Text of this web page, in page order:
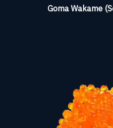
Goma Wakame